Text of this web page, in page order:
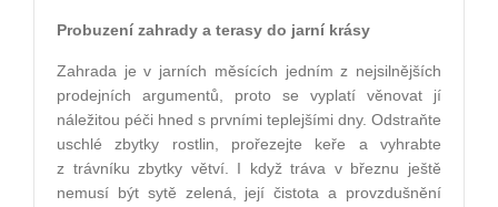
Probuzení zahrady a terasy do jarní krásy
Zahrada je v jarních měsících jedním z nejsilnějších
prodejních argumentů, proto se vyplatí věnovat jí
náležitou péči hned s prvními teplejšími dny. Odstraňte
uschlé zbytky rostlin, prořezejte keře a vyhrabte
z trávníku zbytky větví. I když tráva v březnu ještě
nemusí být sytě zelená, její čistota a provzdušnění